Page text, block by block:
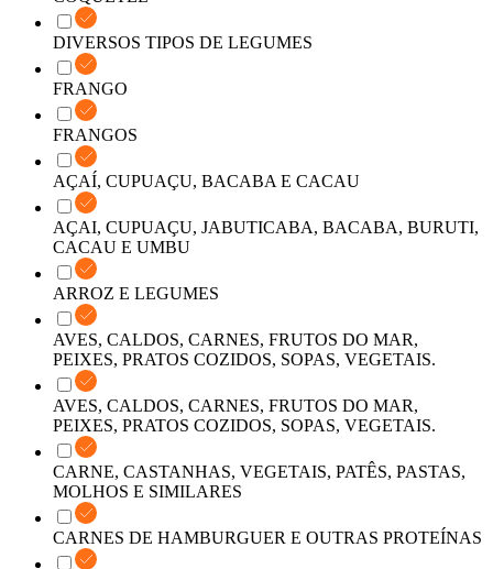
DIVERSOS TIPOS DE LEGUMES
FRANGO
FRANGOS
AÇAÍ, CUPUAÇU, BACABA E CACAU
AÇAI, CUPUAÇU, JABUTICABA, BACABA, BURUTI,
CACAU E UMBU
ARROZ E LEGUMES
AVES, CALDOS, CARNES, FRUTOS DO MAR,
PEIXES, PRATOS COZIDOS, SOPAS, VEGETAIS.
AVES, CALDOS, CARNES, FRUTOS DO MAR,
PEIXES, PRATOS COZIDOS, SOPAS, VEGETAIS.
CARNE, CASTANHAS, VEGETAIS, PATÊS, PASTAS,
MOLHOS E SIMILARES
CARNES DE HAMBURGUER E OUTRAS PROTEÍNAS